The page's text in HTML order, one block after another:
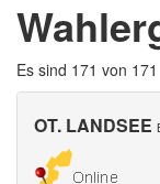
Es sind 171 von
OT. LANDSEE